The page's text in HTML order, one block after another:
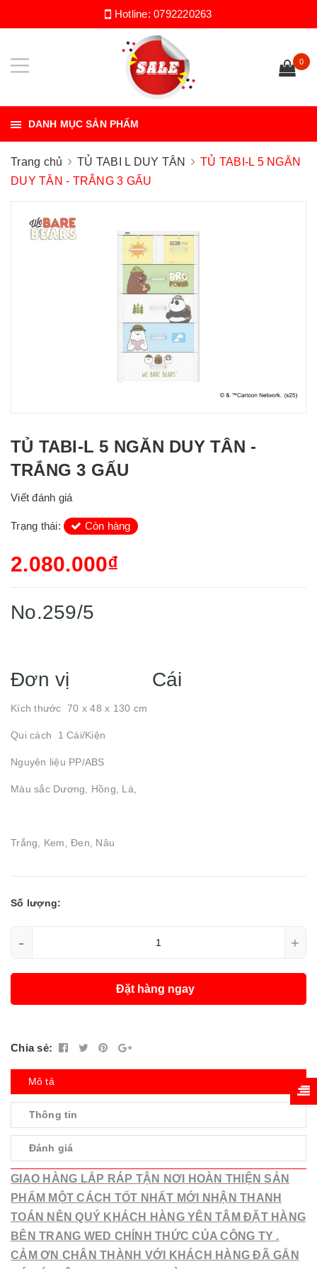
Hotline:0792220263
0
DANH MỤC SẢN PHẨM
Trang chủ TỦ TABI L DUY TÂN
TỦ TABI-L 5 NGĂN
DUY TÂN - TRẮNG 3 GẤU
TỦ TABI-L 5 NGĂN DUY TÂN -
TRẮNG 3 GẤU
Viết đánh giá
Trạng thái: Còn hàng
2.080.000₫
No.259/5
Đơn vị Cái
Kích thước 70 x 48 x 130 cm
Qui cách 1 Cái/Kiện
Nguyên liệu PP/ABS
Màu sắc Dương, Hồng, Lá,
Trắng, Kem, Đen, Nâu
Số lượng:
- +
Đặt hàng ngay
Chia sẻ:
Mô tả
Thông tin
Đánh giá
GIAO HÀNG LẮP RÁP TẬN NƠI HOÀN THIỆN SẢN
PHẨM MỘT CÁCH TỐT NHẤT MỚI NHẬN THANH
TOÁN NÊN QUÝ KHÁCH HÀNG YÊN TÂM ĐẶT HÀNG
BÊN TRANG WED CHÍNH THỨC CỦA CÔNG TY .
CẢM ƠN CHÂN THÀNH VỚI KHÁCH HÀNG ĐÃ GẮN